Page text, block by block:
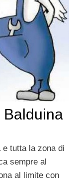
Balduina
e tutta la zona di
sempre al
al limite con